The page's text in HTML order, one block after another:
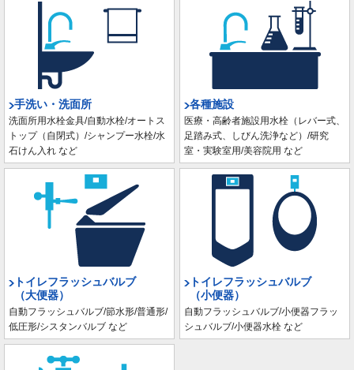
手洗い・洗面所
洗面所用水栓金具/自動水栓/オートス
トップ（自閉式）/シャンプー水栓/水
石けん入れ など
各種施設
医療・高齢者施設用水栓（レバー式、
足踏み式、しびん洗浄など）/研究
室・実験室用/美容院用 など
トイレフラッシュバルブ
（大便器）
自動フラッシュバルブ/節水形/普通形/
低圧形/シスタンバルブ など
トイレフラッシュバルブ
（小便器）
自動フラッシュバルブ/小便器フラッ
シュバルブ/小便器水栓 など